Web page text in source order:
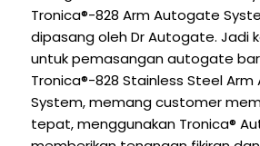
Tronica®-828 Arm Autogate
dipasang oleh Dr Autogate. Jadi
untuk pemasangan autogate
Tronica®-828 Stainless Steel
System, memang customer
tepat, menggunakan Tronica®